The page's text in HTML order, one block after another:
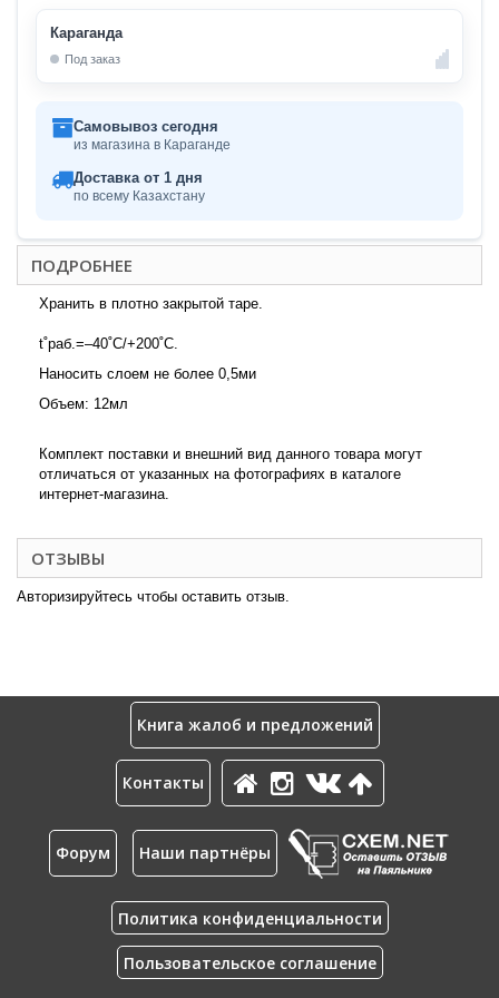
Караганда
Под заказ
Самовывоз сегодня
из магазина в Караганде
Доставка от 1 дня
по всему Казахстану
ПОДРОБНЕЕ
Хранить в плотно закрытой таре.
t˚раб.=–40˚C/+200˚C.
Наносить слоем не более 0,5ми
Объем: 12мл
Комплект поставки и внешний вид данного товара могут
отличаться от указанных на фотографиях в каталоге
интернет-магазина.
ОТЗЫВЫ
Авторизируйтесь чтобы оставить отзыв.
Книга жалоб и предложений
Контакты
Форум Наши партнёры
Политика конфиденциальности
Пользовательское соглашение